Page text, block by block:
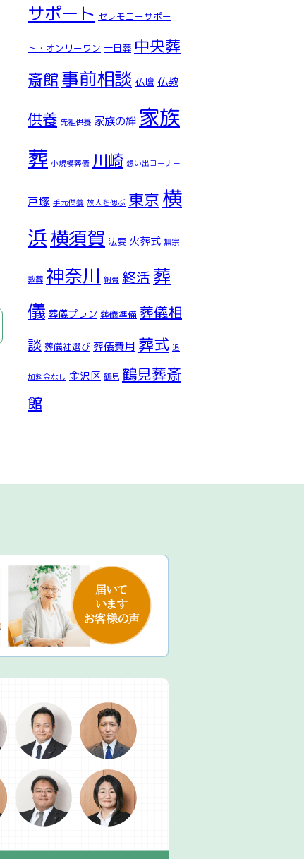
サポート セレモニーサポー
ト・オンリーワン 一日葬 中央葬
斎館事前相談 仏壇 仏教
供養 先祖供養 家族の絆 家族
葬 小規模葬儀 川崎 想い出コーナー
戸塚 手元供養 故人を偲ぶ 東京横
浜横須賀 法要 火葬式 無宗
教葬 神奈川 納骨 終活 葬
儀 葬儀プラン 葬儀準備 葬儀相
談 葬儀社選び 葬儀費用 葬式 追
加料金なし 金沢区 鶴見 鶴見葬斎
館